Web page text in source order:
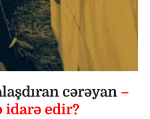
cərəyan –
idarə edir?